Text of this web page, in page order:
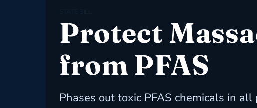
Protect
from PFAS
Phases out toxic PFAS chemicals in